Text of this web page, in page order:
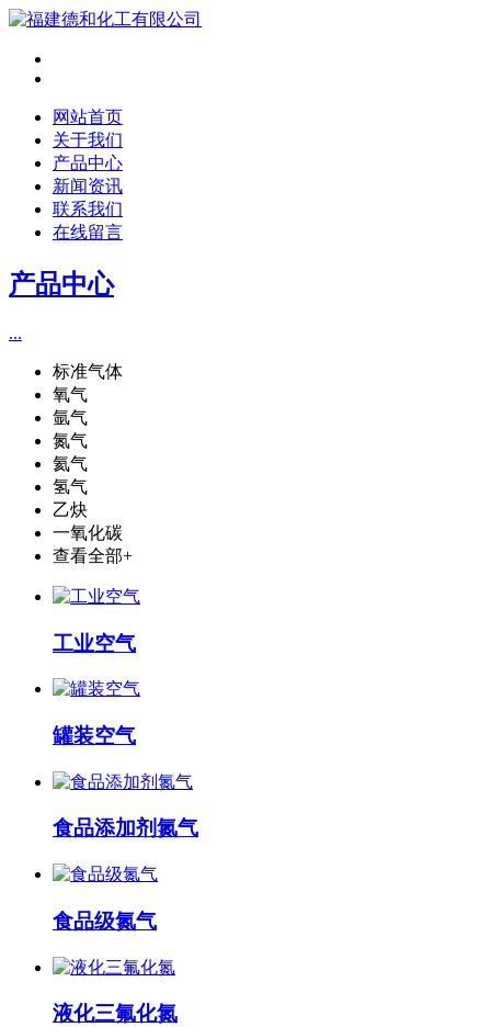
网站首页
关于我们
产品中心
新闻资讯
联系我们
在线留言
产品中心
...
标准气体
氧气
氩气
氮气
氦气
氢气
乙炔
一氧化碳
查看全部+
工业空气
罐装空气
食品添加剂氮气
食品级氮气
液化三氟化氮